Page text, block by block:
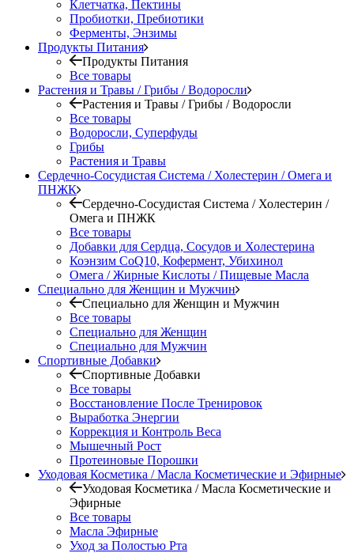
Клетчатка, Пектины
Пробиотки, Пребиотики
Ферменты, Энзимы
Продукты Питания
Продукты Питания
Все товары
Растения и Травы / Грибы / Водоросли
Растения и Травы / Грибы / Водоросли
Все товары
Водоросли, Суперфуды
Грибы
Растения и Травы
Сердечно-Сосудистая Система / Холестерин / Омега и
ПНЖК
Сердечно-Сосудистая Система / Холестерин /
Омега и ПНЖК
Все товары
Добавки для Сердца, Сосудов и Холестерина
Коэнзим CoQ10, Кофермент, Убихинол
Омега / Жирные Кислоты / Пищевые Масла
Специально для Женщин и Мужчин
Специально для Женщин и Мужчин
Все товары
Специально для Женщин
Специально для Мужчин
Спортивные Добавки
Спортивные Добавки
Все товары
Восстановление После Тренировок
Выработка Энергии
Коррекция и Контроль Веса
Мышечный Рост
Протеиновые Порошки
Уходовая Косметика / Масла Косметические и Эфирные
Уходовая Косметика / Масла Косметические и
Эфирные
Все товары
Масла Эфирные
Уход за Полостью Рта